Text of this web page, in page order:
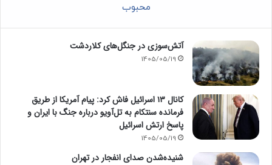
محبوب
آتش‌سوزی در جنگل‌های کلاردشت
1405/05/19
کانال ۱۳ اسرائیل فاش کرد: پیام آمریکا از طریق
فرمانده سنتکام به تل‌آویو درباره جنگ با ایران و
پاسخ ارتش اسرائیل
1405/05/19
شنیده‌شدن صدای انفجار در تهران